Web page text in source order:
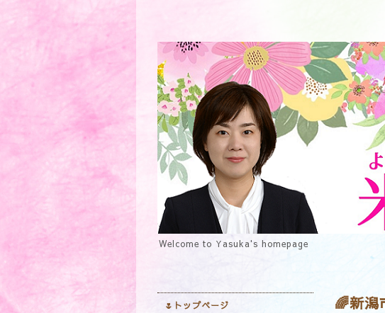
Welcome to Yasuka's homepage
🌈新
🌷トップページ